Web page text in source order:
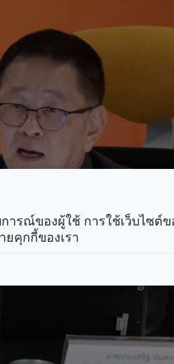
ารณ์ของผู้ใช้ การใช้เว็บไซต์
คุกกี้ของเรา